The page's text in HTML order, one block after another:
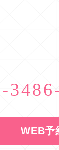
WEB予